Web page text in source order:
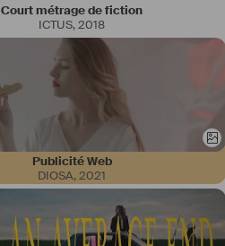
Court métrage de fiction
ICTUS,2018
Publicité Web
DIOSA,2021